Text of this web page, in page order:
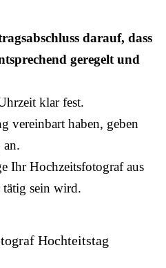
darauf, dass
geregelt und
klar fest.
vereinbart haben, geben
an.
Ihr Hochzeitsfotograf aus
sein wird.